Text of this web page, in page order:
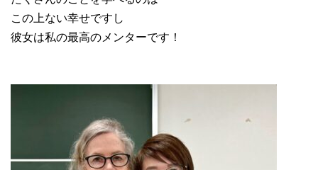
この上ない幸せですし
彼女は私の最高のメンターです！